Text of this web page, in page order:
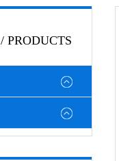
/ PRODUCTS